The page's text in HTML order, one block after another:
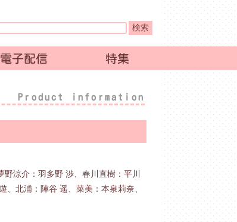
電子配信 特集
Product information
涼介：羽多野 渉、春川直樹：平川
、北浦：陣谷 遥、菜美：本泉莉奈、